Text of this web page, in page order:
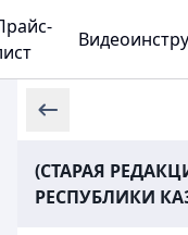
(СТАРАЯ
РЕСПУБЛИКИ